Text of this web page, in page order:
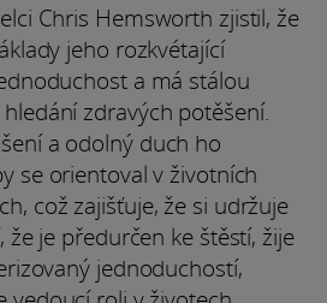
Chris Hemsworth zjistil, že
jeho rozkvétající
a má stálou
zdravých potěšení.
a odolný duch ho
se orientoval v životních
což zajišťuje, že si udržuje
že je předurčen ke štěstí, žije
jednoduchostí,